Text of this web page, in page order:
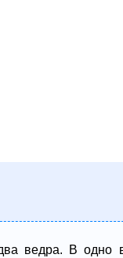
ведра. В